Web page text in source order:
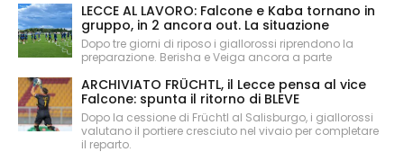
LECCE AL LAVORO: Falcone e Kaba tornano in
gruppo, in 2 ancora out. La situazione
Dopo tre giorni di riposo i giallorossi riprendono la
preparazione. Berisha e Veiga ancora a parte
ARCHIVIATO FRÜCHTL, il Lecce pensa al vice
Falcone: spunta il ritorno di BLEVE
Dopo la cessione di Früchtl al Salisburgo, i giallorossi
valutano il portiere cresciuto nel vivaio per completare
il reparto.